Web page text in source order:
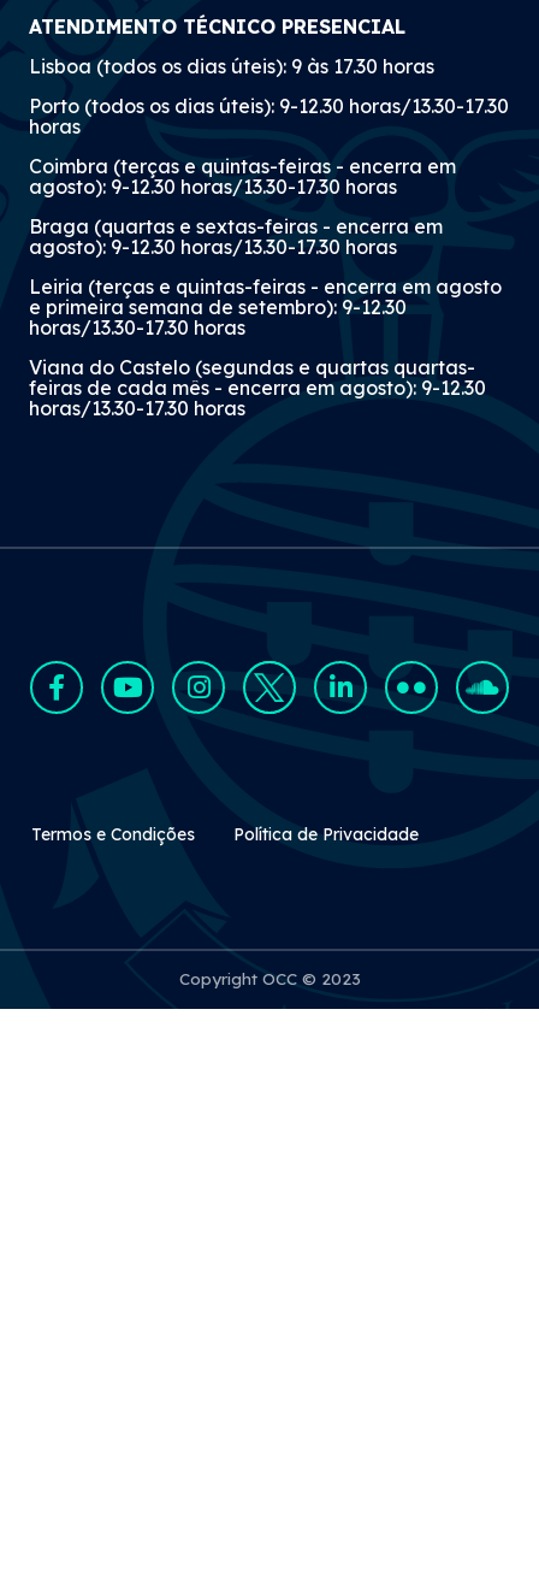
ATENDIMENTO TÉCNICO PRESENCIAL
Lisboa (todos os dias úteis): 9 às 17.30 horas
Porto (todos os dias úteis): 9-12.30 horas/13.30-17.30
horas
Coimbra (terças e quintas-feiras - encerra em
agosto): 9-12.30 horas/13.30-17.30 horas
Braga (quartas e sextas-feiras - encerra em
agosto): 9-12.30 horas/13.30-17.30 horas
Leiria (terças e quintas-feiras - encerra em agosto
e primeira semana de setembro): 9-12.30
horas/13.30-17.30 horas
Viana do Castelo (segundas e quartas quartas-
feiras de cada mês - encerra em agosto): 9-12.30
horas/13.30-17.30 horas
Rodapé Secundário
Termos e Condições Política de Privacidade
Copyright OCC © 2023